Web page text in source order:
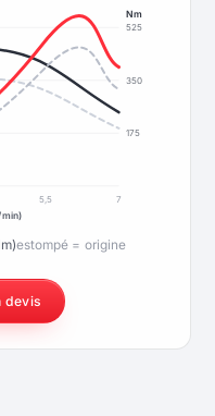
175
350
525
Nm
5,5
7
estompé = origine
devis